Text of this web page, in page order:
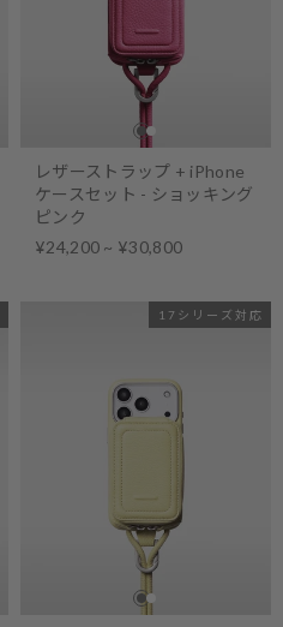
レザーストラップ + iPhone
ケースセット - ショッキング
ピンク
¥24,200 ~ ¥30,800
17シリーズ対応